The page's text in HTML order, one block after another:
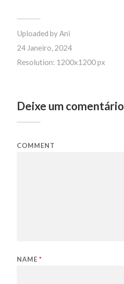
Uploaded byAni
24 Janeiro, 2024
Resolution: 1200x1200 px
Deixe um comentário
COMMENT
NAME *